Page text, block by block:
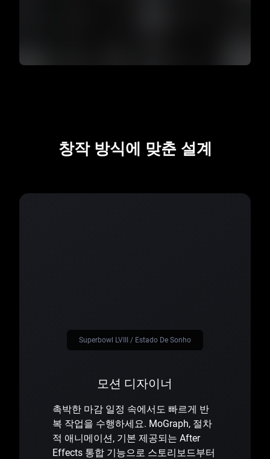
창작 방식에 맞춘 설계
모션 디자이너
촉박한 마감 일정 속에서도 빠르게 반
복 작업을 수행하세요. MoGraph, 절차
적 애니메이션, 기본 제공되는 After
Effects 통합 기능으로 스토리보드부터
Superbowl LVIII / Estado De Sonho